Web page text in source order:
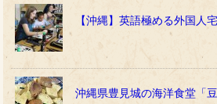
【沖縄】英語極める外国人
沖縄県豊見城の海洋食堂「